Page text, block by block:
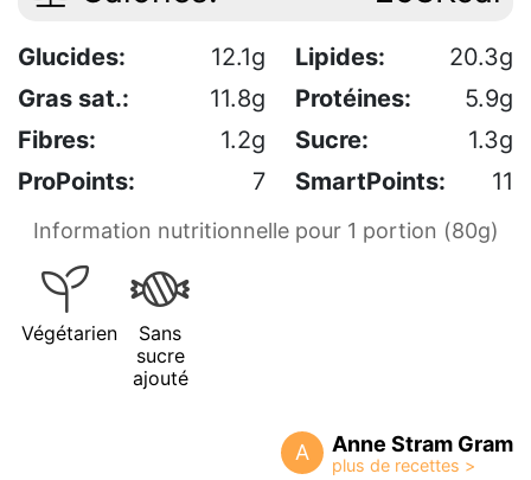
Glucides: 12.1g Lipides:
20.3g
Gras sat.:
11.8g Protéines:
5.9g
Fibres:
1.2g Sucre:
1.3g
ProPoints:
7 SmartPoints: 11
Information nutritionnelle pour 1 portion (80g)
Végétarien
Sans
sucre
ajouté
A Anne Stram Gram